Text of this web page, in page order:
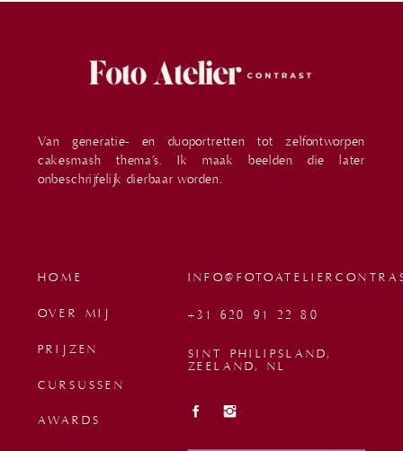
SINT PHILIPSLAND,
ZEELAND, NL
+31 620 91 22 80
CURSUSSEN
PRIJZEN
OVER MIJ
HOME
Van generatie- en duoportretten tot zelfontworpen
cakesmash thema’s. Ik maak beelden die later
onbeschrijfelijk dierbaar worden.
AWARDS